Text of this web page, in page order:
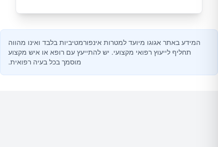
המידע באתר אגוגו מיועד למטרות אינפורמטיביות בלבד ואינו מהווה
תחליף לייעוץ רפואי מקצועי. יש להתייעץ עם רופא או איש מקצוע
מוסמך בכל בעיה רפואית.